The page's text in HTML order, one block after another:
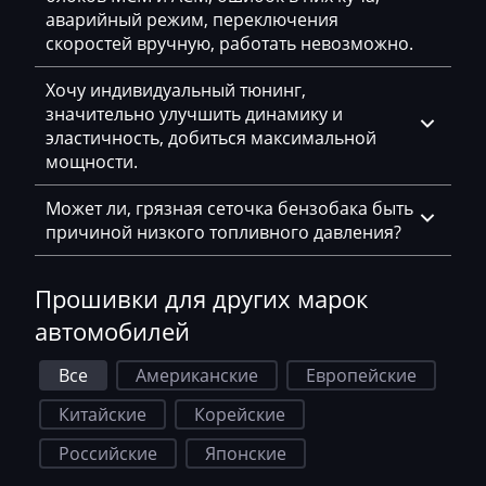
Hatz
Haval
Hawtai
Hidromek
Higer
Hino
Honda
Howo
Huanghai
Hummer
аварийный режим, переключения
скоростей вручную, работать невозможно.
Хочу индивидуальный тюнинг,
значительно улучшить динамику и
эластичность, добиться максимальной
мощности.
Может ли, грязная сеточка бензобака быть
причиной низкого топливного давления?
Прошивки для других марок
автомобилей
Все Американские
Европейские
Китайские
Корейские
Российские
Японские